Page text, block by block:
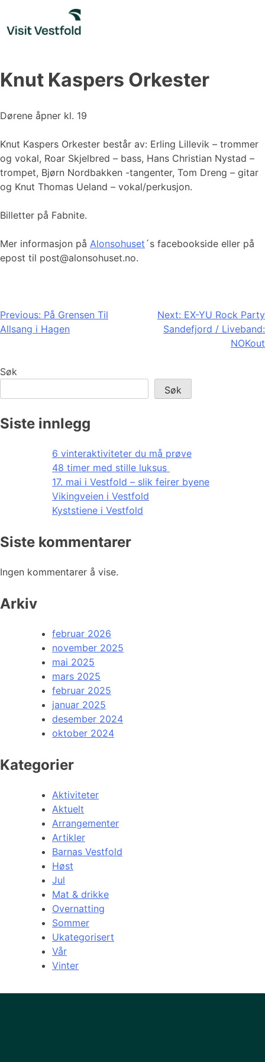
content
Knut Kaspers Orkester
Dørene åpner kl. 19
Knut Kaspers Orkester består av: Erling Lillevik – trommer
og vokal, Roar Skjelbred – bass, Hans Christian Nystad –
trompet, Bjørn Nordbakken -tangenter, Tom Dreng – gitar
og Knut Thomas Ueland – vokal/perkusjon.
Billetter på Fabnite.
Mer informasjon på Alonsohuset ´s facebookside eller på
epost til post@alonsohuset.no.
Innleggsnavigasjon
Previous: På Grensen Til
Allsang i Hagen
Next: EX-YU Rock Party
Sandefjord / Liveband:
NOKout
Søk
Søk
Siste innlegg
6 vinteraktiviteter du må prøve
48 timer med stille luksus
17. mai i Vestfold – slik feirer byene
Vikingveien i Vestfold
Kyststiene i Vestfold
Siste kommentarer
Ingen kommentarer å vise.
Arkiv
februar 2026
november 2025
mai 2025
mars 2025
februar 2025
januar 2025
desember 2024
oktober 2024
Kategorier
Aktiviteter
Aktuelt
Arrangementer
Artikler
Barnas Vestfold
Høst
Jul
Mat & drikke
Overnatting
Sommer
Ukategorisert
Vår
Vinter